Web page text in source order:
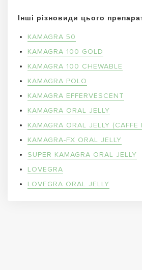
Інші різновиди цього
KAMAGRA 50
KAMAGRA 100 GOLD
KAMAGRA 100 CHEWABLE
KAMAGRA POLO
KAMAGRA EFFERVESCENT
KAMAGRA ORAL JELLY
KAMAGRA ORAL JELLY (CAFFE
KAMAGRA-FX ORAL JELLY
SUPER KAMAGRA ORAL JELLY
LOVEGRA
LOVEGRA ORAL JELLY